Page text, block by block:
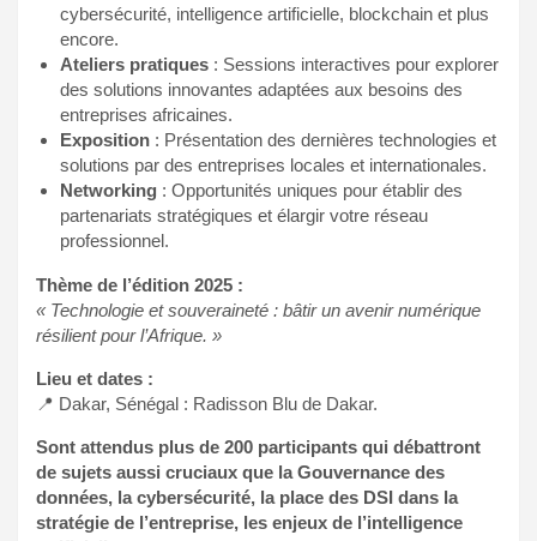
cybersécurité, intelligence artificielle, blockchain et plus
encore.
Ateliers pratiques : Sessions interactives pour explorer
des solutions innovantes adaptées aux besoins des
entreprises africaines.
Exposition : Présentation des dernières technologies et
solutions par des entreprises locales et internationales.
Networking : Opportunités uniques pour établir des
partenariats stratégiques et élargir votre réseau
professionnel.
Thème de l’édition 2025 :
« Technologie et souveraineté : bâtir un avenir numérique
résilient pour l’Afrique. »
Lieu et dates :
📍 Dakar, Sénégal : Radisson Blu de Dakar.
Sont attendus plus de 200 participants qui débattront
de sujets aussi cruciaux que la Gouvernance des
données, la cybersécurité, la place des DSI dans la
stratégie de l’entreprise, les enjeux de l’intelligence